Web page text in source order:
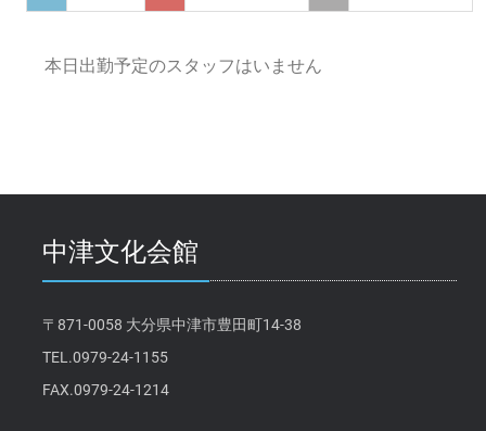
本日出勤予定のスタッフはいません
中津文化会館
〒871-0058 大分県中津市豊田町14-38
TEL.0979-24-1155
FAX.0979-24-1214